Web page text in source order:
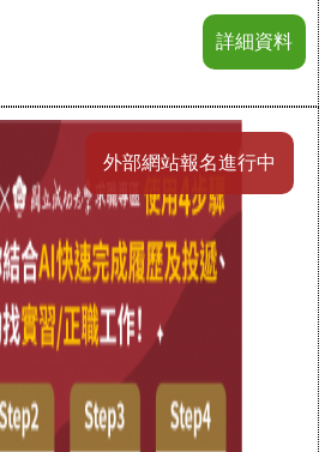
詳細資料
外部網站報名進行中